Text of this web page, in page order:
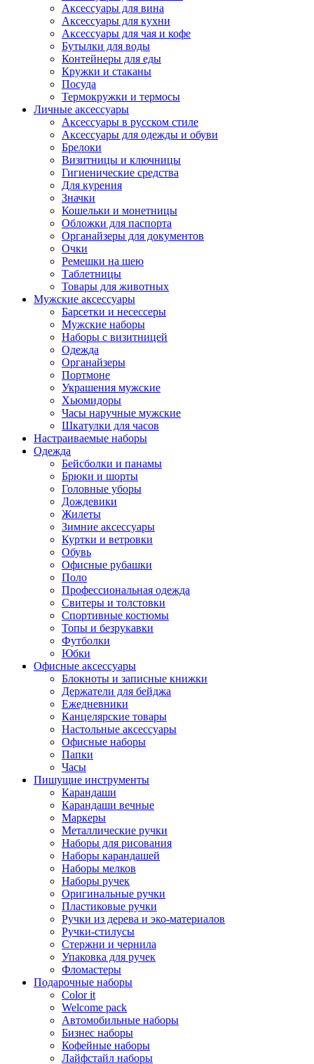
Аксессуары для вина
Аксессуары для кухни
Аксессуары для чая и кофе
Бутылки для воды
Контейнеры для еды
Кружки и стаканы
Посуда
Термокружки и термосы
Личные аксессуары
Аксессуары в русском стиле
Аксессуары для одежды и обуви
Брелоки
Визитницы и ключницы
Гигиенические средства
Для курения
Значки
Кошельки и монетницы
Обложки для паспорта
Органайзеры для документов
Очки
Ремешки на шею
Таблетницы
Товары для животных
Мужские аксессуары
Барсетки и несессеры
Мужские наборы
Наборы с визитницей
Одежда
Органайзеры
Портмоне
Украшения мужские
Хьюмидоры
Часы наручные мужские
Шкатулки для часов
Настраиваемые наборы
Одежда
Бейсболки и панамы
Брюки и шорты
Головные уборы
Дождевики
Жилеты
Зимние аксессуары
Куртки и ветровки
Обувь
Офисные рубашки
Поло
Профессиональная одежда
Свитеры и толстовки
Спортивные костюмы
Топы и безрукавки
Футболки
Юбки
Офисные аксессуары
Блокноты и записные книжки
Держатели для бейджа
Ежедневники
Канцелярские товары
Настольные аксессуары
Офисные наборы
Папки
Часы
Пишущие инструменты
Карандаши
Карандаши вечные
Маркеры
Металлические ручки
Наборы для рисования
Наборы карандашей
Наборы мелков
Наборы ручек
Оригинальные ручки
Пластиковые ручки
Ручки из дерева и эко-материалов
Ручки-стилусы
Стержни и чернила
Упаковка для ручек
Фломастеры
Подарочные наборы
Color it
Welcome pack
Автомобильные наборы
Бизнес наборы
Кофейные наборы
Лайфстайл наборы